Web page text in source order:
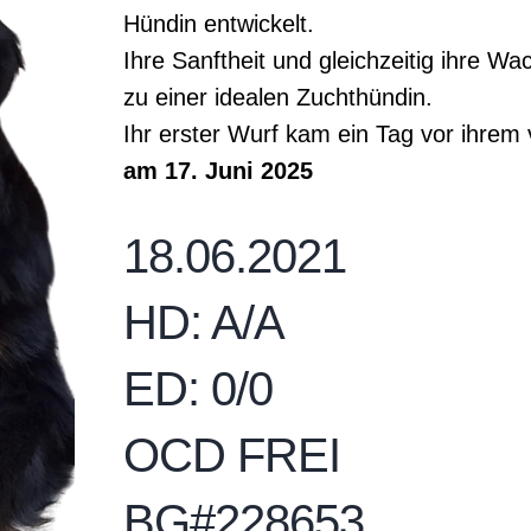
18.06.2021
HD: A/A
ED: 0/0
OCD FREI
Hündin entwickelt.
Ihre Sanftheit und gleichzeitig ihre
zu einer idealen Zuchthündin.
Ihr erster Wurf kam ein Tag vor ihrem
am 17. Juni 2025